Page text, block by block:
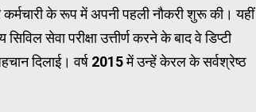
कर्मचारी के रूप में अपनी पहली नौकरी शुरू की। यहीं
सेवा परीक्षा उत्तीर्ण करने के बाद वे डिप्टी
दिलाई। वर्ष 2015 में उन्हें केरल के सर्वश्रेष्ठ